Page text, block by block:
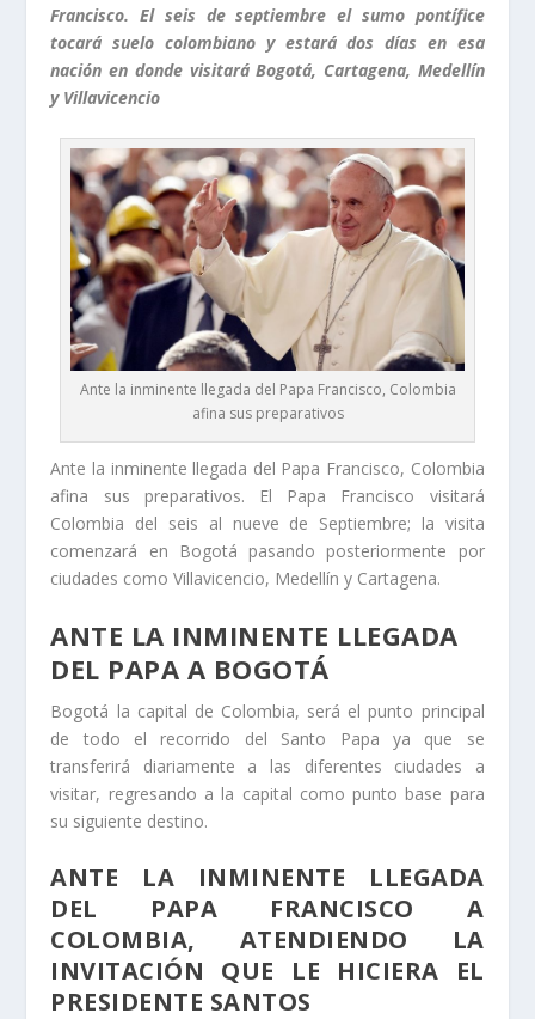
Francisco. El seis de septiembre el sumo pontífice
tocará suelo colombiano y estará dos días en esa
nación en donde visitará Bogotá, Cartagena, Medellín
y Villavicencio
Ante la inminente llegada del Papa Francisco, Colombia
afina sus preparativos
Ante la inminente llegada del Papa Francisco, Colombia
afina sus preparativos. El Papa Francisco visitará
Colombia del seis al nueve de Septiembre; la visita
comenzará en Bogotá pasando posteriormente por
ciudades como Villavicencio, Medellín y Cartagena.
ANTE LA INMINENTE LLEGADA
DEL PAPA A BOGOTÁ
Bogotá la capital de Colombia, será el punto principal
de todo el recorrido del Santo Papa ya que se
transferirá diariamente a las diferentes ciudades a
visitar, regresando a la capital como punto base para
su siguiente destino.
ANTE LA INMINENTE LLEGADA
DEL PAPA FRANCISCO A
COLOMBIA, ATENDIENDO LA
INVITACIÓN QUE LE HICIERA EL
PRESIDENTE SANTOS